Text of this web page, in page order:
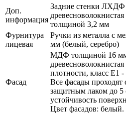
Доп.
информация
Задние стенки ЛХДФ
толщиной 3,2 мм
Фурнитура
лицевая
Ручки из металла с
мм (белый, серебро)
Фасад
МДФ толщиной 16
плотности, класс E1 -
Все фасады проходят
защитным лаком до 5
устойчивость
Цвет фасадов: